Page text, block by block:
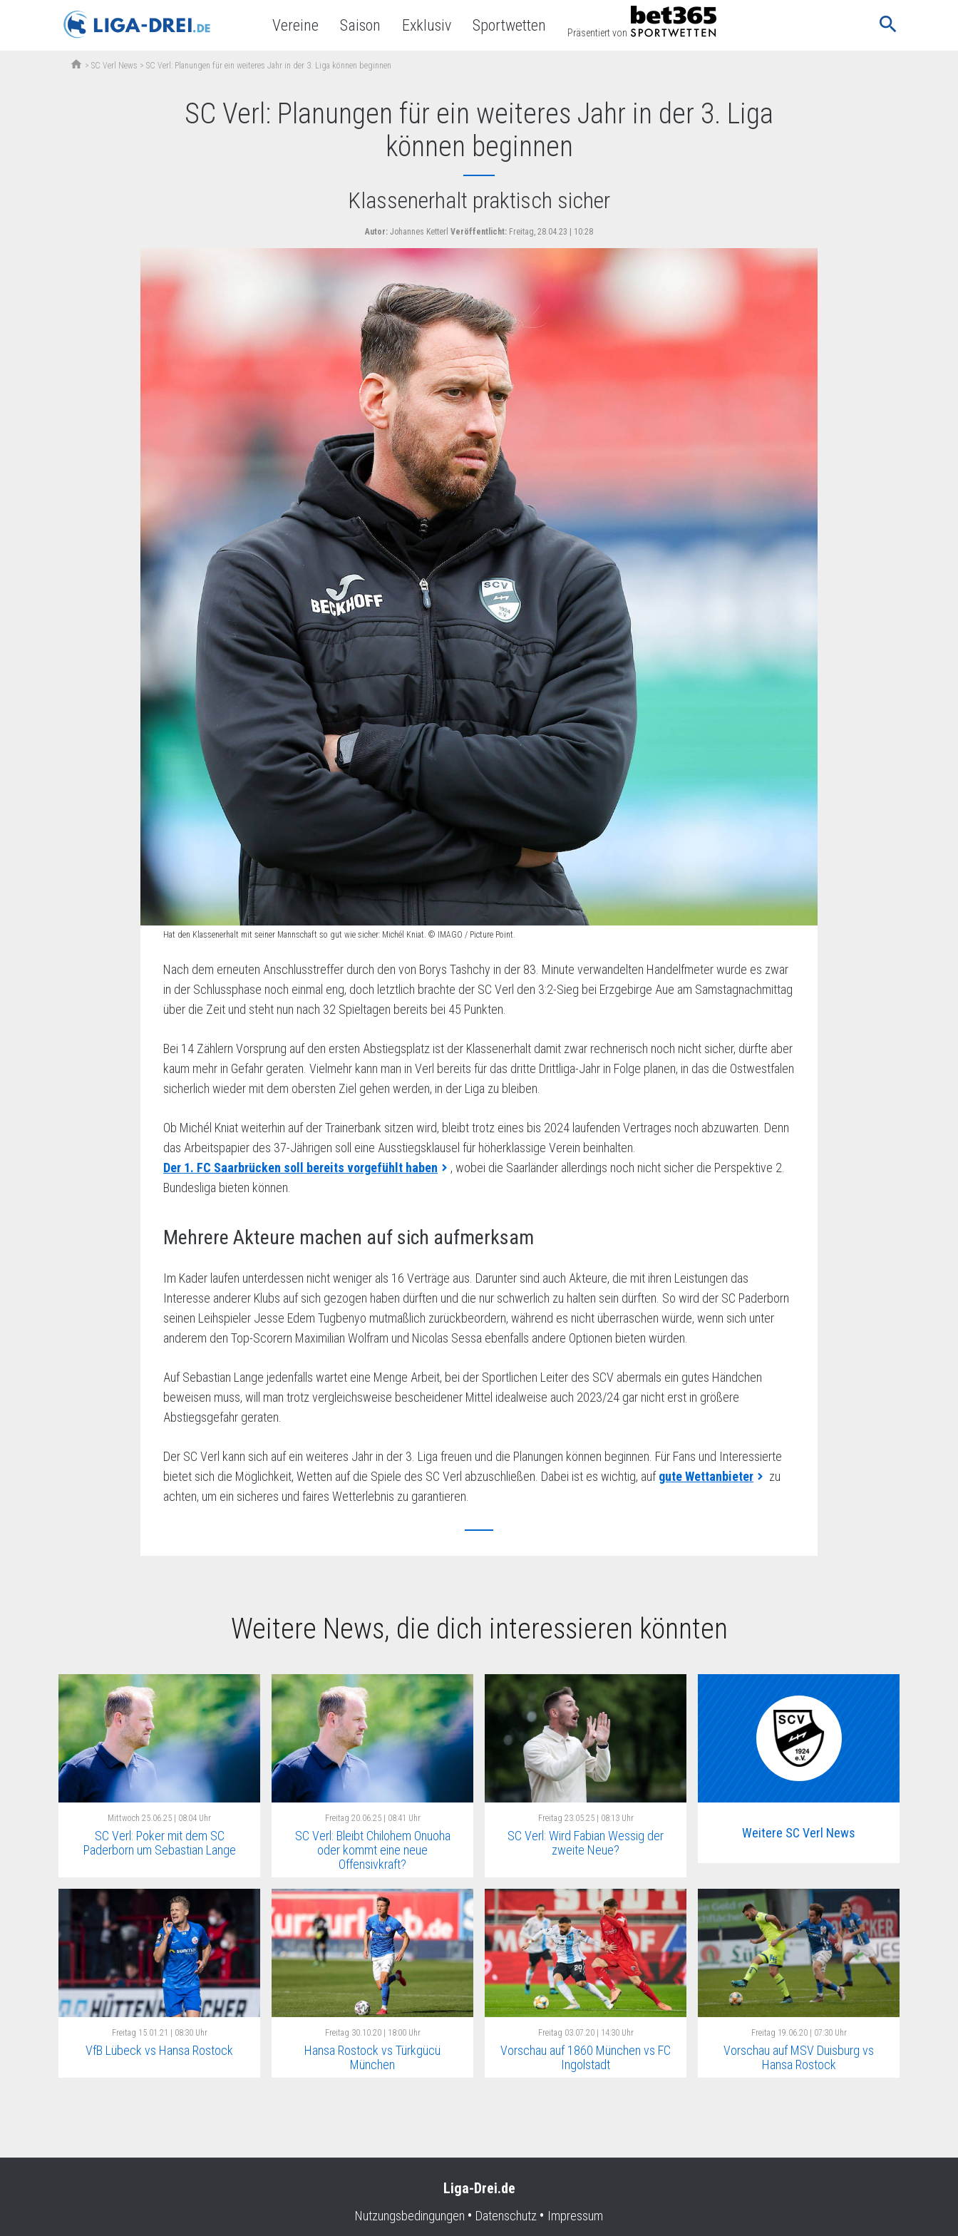
Vereine Saison Exklusiv Sportwetten Präsentiert von search
home > SC Verl News > SC Verl: Planungen für ein weiteres Jahr in der 3. Liga können beginnen
SC Verl: Planungen für ein weiteres Jahr in der 3. Liga
können beginnen
Klassenerhalt praktisch sicher
Autor: Johannes Ketterl Veröffentlicht: Freitag, 28.04.23 | 10:28
Hat den Klassenerhalt mit seiner Mannschaft so gut wie sicher: Michél Kniat. © IMAGO / Picture Point.
Nach dem erneuten Anschlusstreffer durch den von Borys Tashchy in der 83. Minute verwandelten Handelfmeter wurde es zwar
in der Schlussphase noch einmal eng, doch letztlich brachte der SC Verl den 3:2-Sieg bei Erzgebirge Aue am Samstagnachmittag
über die Zeit und steht nun nach 32 Spieltagen bereits bei 45 Punkten.
Bei 14 Zählern Vorsprung auf den ersten Abstiegsplatz ist der Klassenerhalt damit zwar rechnerisch noch nicht sicher, dürfte aber
kaum mehr in Gefahr geraten. Vielmehr kann man in Verl bereits für das dritte Drittliga-Jahr in Folge planen, in das die Ostwestfalen
sicherlich wieder mit dem obersten Ziel gehen werden, in der Liga zu bleiben.
Ob Michél Kniat weiterhin auf der Trainerbank sitzen wird, bleibt trotz eines bis 2024 laufenden Vertrages noch abzuwarten. Denn
das Arbeitspapier des 37-Jährigen soll eine Ausstiegsklausel für höherklassige Verein beinhalten.
Der 1. FC Saarbrücken soll bereits vorgefühlt haben
, wobei die Saarländer allerdings noch nicht sicher die Perspektive 2.
Bundesliga bieten können.
Mehrere Akteure machen auf sich aufmerksam
Im Kader laufen unterdessen nicht weniger als 16 Verträge aus. Darunter sind auch Akteure, die mit ihren Leistungen das
Interesse anderer Klubs auf sich gezogen haben dürften und die nur schwerlich zu halten sein dürften. So wird der SC Paderborn
seinen Leihspieler Jesse Edem Tugbenyo mutmaßlich zurückbeordern, während es nicht überraschen würde, wenn sich unter
anderem den Top-Scorern Maximilian Wolfram und Nicolas Sessa ebenfalls andere Optionen bieten würden.
Auf Sebastian Lange jedenfalls wartet eine Menge Arbeit, bei der Sportlichen Leiter des SCV abermals ein gutes Händchen
beweisen muss, will man trotz vergleichsweise bescheidener Mittel idealweise auch 2023/24 gar nicht erst in größere
Abstiegsgefahr geraten.
Der SC Verl kann sich auf ein weiteres Jahr in der 3. Liga freuen und die Planungen können beginnen. Für Fans und Interessierte
bietet sich die Möglichkeit, Wetten auf die Spiele des SC Verl abzuschließen. Dabei ist es wichtig, aufgute Wettanbieter
zu
achten, um ein sicheres und faires Wetterlebnis zu garantieren.
Weitere News, die dich interessieren könnten
Mittwoch 25.06.25 | 08:04 Uhr
SC Verl: Poker mit dem SC
Paderborn um Sebastian Lange
Freitag 20.06.25 | 08:41 Uhr
SC Verl: Bleibt Chilohem Onuoha
oder kommt eine neue
Offensivkraft?
Freitag 23.05.25 | 08:13 Uhr
SC Verl: Wird Fabian Wessig der
zweite Neue?
Weitere SC Verl News
Freitag 15.01.21 | 08:30 Uhr
VfB Lübeck vs Hansa Rostock
Freitag 30.10.20 | 18:00 Uhr
Hansa Rostock vs Türkgücü
München
Freitag 03.07.20 | 14:30 Uhr
Vorschau auf 1860 München vs FC
Ingolstadt
Freitag 19.06.20 | 07:30 Uhr
Vorschau auf MSV Duisburg vs
Hansa Rostock
Liga-Drei.de
Nutzungsbedingungen Datenschutz Impressum